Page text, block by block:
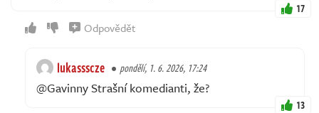
17
Odpovědět
lukassscze pondělí, 1. 6. 2026, 17:24
@Gavinny Strašní komedianti, že?
13